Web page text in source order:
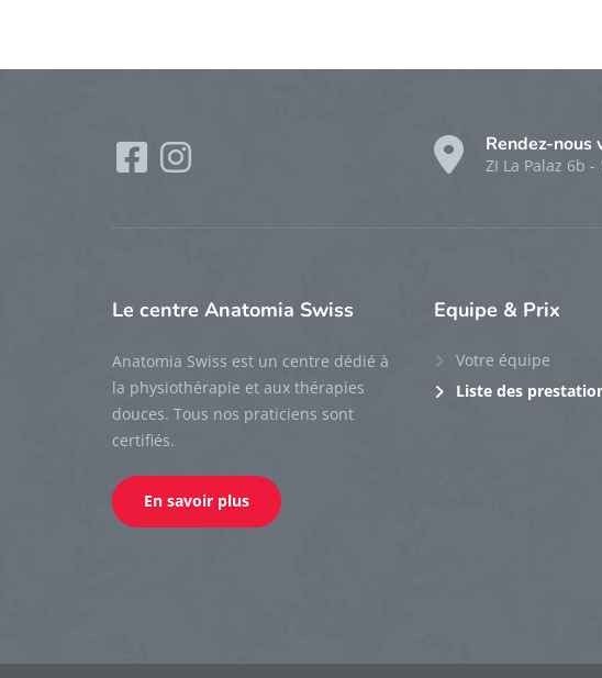
Rendez-nous
ZI La Palaz 6b -
Le centre Anatomia Swiss
Anatomia Swiss est un centre dédié à
la physiothérapie et aux thérapies
douces. Tous nos praticiens sont
certifiés.
En savoir plus
Equipe & Prix
Votre équipe
Liste des